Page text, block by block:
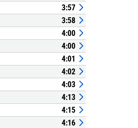
3:57
3:58
4:00
4:00
4:01
4:02
4:03
4:13
4:15
4:16